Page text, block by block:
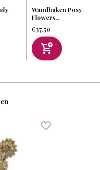
Wandhaken Posy
Flowers...
€37,50